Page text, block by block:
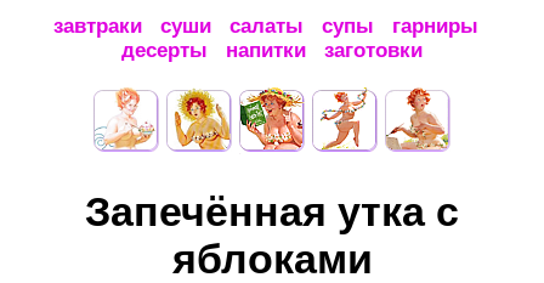
завтраки суши салаты супы
гарниры
десерты
напитки заготовки
Запечённая утка с
яблоками